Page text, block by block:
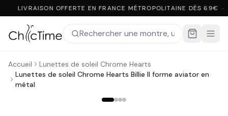
LIVRAISON OFFERTE EN FRANCE MÉTROPOLITAINE DÈS 69€
Accueil
Lunettes de soleil Chrome Hearts
Lunettes de soleil Chrome Hearts Billie II forme aviator en
métal